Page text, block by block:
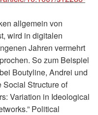
allgemein von
wird in digitalen
Jahren vermehrt
So zum Beispiel
Boutyline, Andrei und
Social Structure of
Variation in Ideological
Political